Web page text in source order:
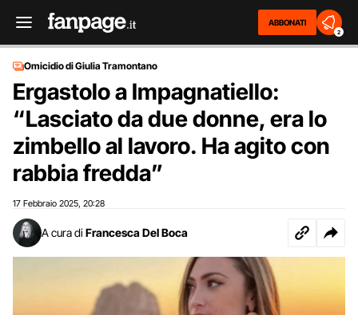
ABBONATI
2
Omicidio di Giulia Tramontano
Ergastolo a Impagnatiello:
“Lasciato da due donne, era lo
zimbello al lavoro. Ha agito con
rabbia fredda”
17 Febbraio 2025 20:28
A cura di Francesca Del Boca